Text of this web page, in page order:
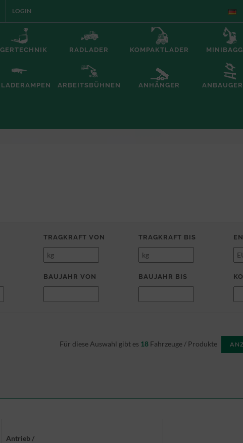
LOGIN
RADLADER KOMPAKTLADER
ARBEITSBÜHNEN ANHÄNGER
TRAGKRAFT VON TRAGKRAFT BIS
BAUJAHR VON BAUJAHR BIS
Für diese Auswahl gibt es 18 Fahrzeuge / Produkte
Antrieb /